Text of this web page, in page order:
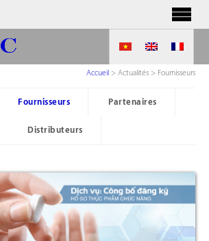
Accueil > Actualités > Fournisseurs
Fournisseurs Partenaires
Distributeurs